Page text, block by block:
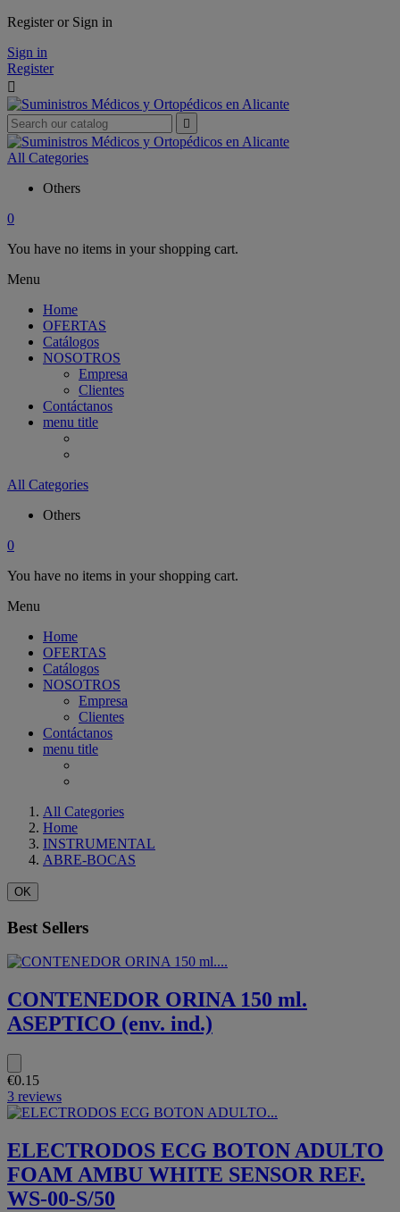
Register or Sign in
Sign in
Register


All Categories
Others
0
You have no items in your shopping cart.
Menu
Home
OFERTAS
Catálogos
NOSOTROS
Empresa
Clientes
Contáctanos
menu title
All Categories
Others
0
You have no items in your shopping cart.
Menu
Home
OFERTAS
Catálogos
NOSOTROS
Empresa
Clientes
Contáctanos
menu title
All Categories
Home
INSTRUMENTAL
ABRE-BOCAS
OK
Best Sellers
CONTENEDOR ORINA 150 ml.
ASEPTICO (env. ind.)
€0.15
3 reviews
ELECTRODOS ECG BOTON ADULTO
FOAM AMBU WHITE SENSOR REF.
WS-00-S/50